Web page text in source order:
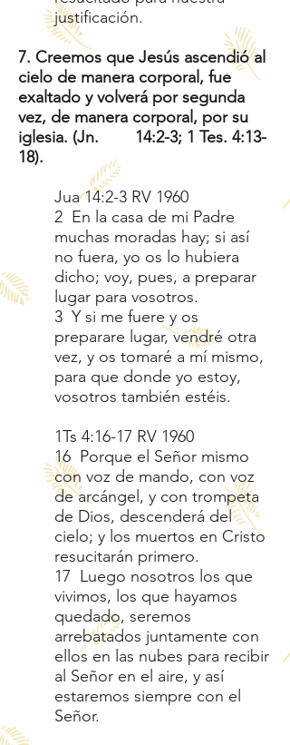
justificación.
7. Creemos que Jesús ascendió al
cielo de manera corporal, fue
exaltado y volverá por segunda
vez, de manera corporal, por su
iglesia. (Jn. 14:2-3; 1 Tes. 4:13-
18).
Jua 14:2-3 RV 1960
2 En la casa de mi Padre
muchas moradas hay; si así
no fuera, yo os lo hubiera
dicho; voy, pues, a preparar
lugar para vosotros.
3 Y si me fuere y os
preparare lugar, vendré otra
vez, y os tomaré a mí mismo,
para que donde yo estoy,
vosotros también estéis.
1Ts 4:16-17 RV 1960
16 Porque el Señor mismo
con voz de mando, con voz
de arcángel, y con trompeta
de Dios, descenderá del
cielo; y los muertos en Cristo
resucitarán primero.
17 Luego nosotros los que
vivimos, los que hayamos
quedado, seremos
arrebatados juntamente con
ellos en las nubes para recibir
al Señor en el aire, y así
estaremos siempre con el
Señor.